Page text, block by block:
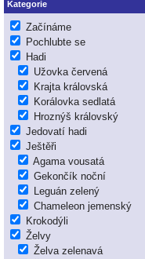
Kategorie
Začínáme
Pochlubte se
Hadi
Užovka červená
Krajta královská
Korálovka sedlatá
Hroznýš královský
Jedovatí hadi
Ještěři
Agama vousatá
Gekončík noční
Leguán zelený
Chameleon jemenský
Krokodýli
Želvy
Želva zelenavá